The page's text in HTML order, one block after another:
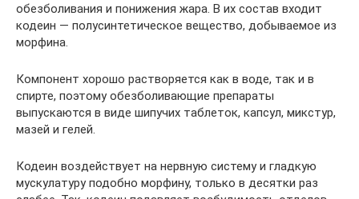
обезболивания и понижения жара. В их состав входит
кодеин — полусинтетическое вещество, добываемое из
морфина.
Компонент хорошо растворяется как в воде, так и в
спирте, поэтому обезболивающие препараты
выпускаются в виде шипучих таблеток, капсул, микстур,
мазей и гелей.
Кодеин воздействует на нервную систему и гладкую
мускулатуру подобно морфину, только в десятки раз